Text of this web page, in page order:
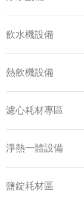
飲水機設備
熱飲機設備
濾心耗材專區
淨熱一體設備
鹽錠耗材區